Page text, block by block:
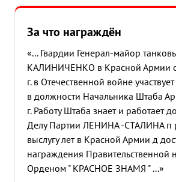
За что награждён
«... Гвардии Генерал-майор
КАЛИНИЧЕНКО в Красной Армии с
г. в Отечественной войне
в должности Начальника Штаба
г. Работу Штаба знает и работает
Делу Партии ЛЕНИНА -СТАЛИНА п
выслугу лет в Красной Армии д
награждения Правительственной
Орденом " КРАСНОЕ ЗНАМЯ " ...»